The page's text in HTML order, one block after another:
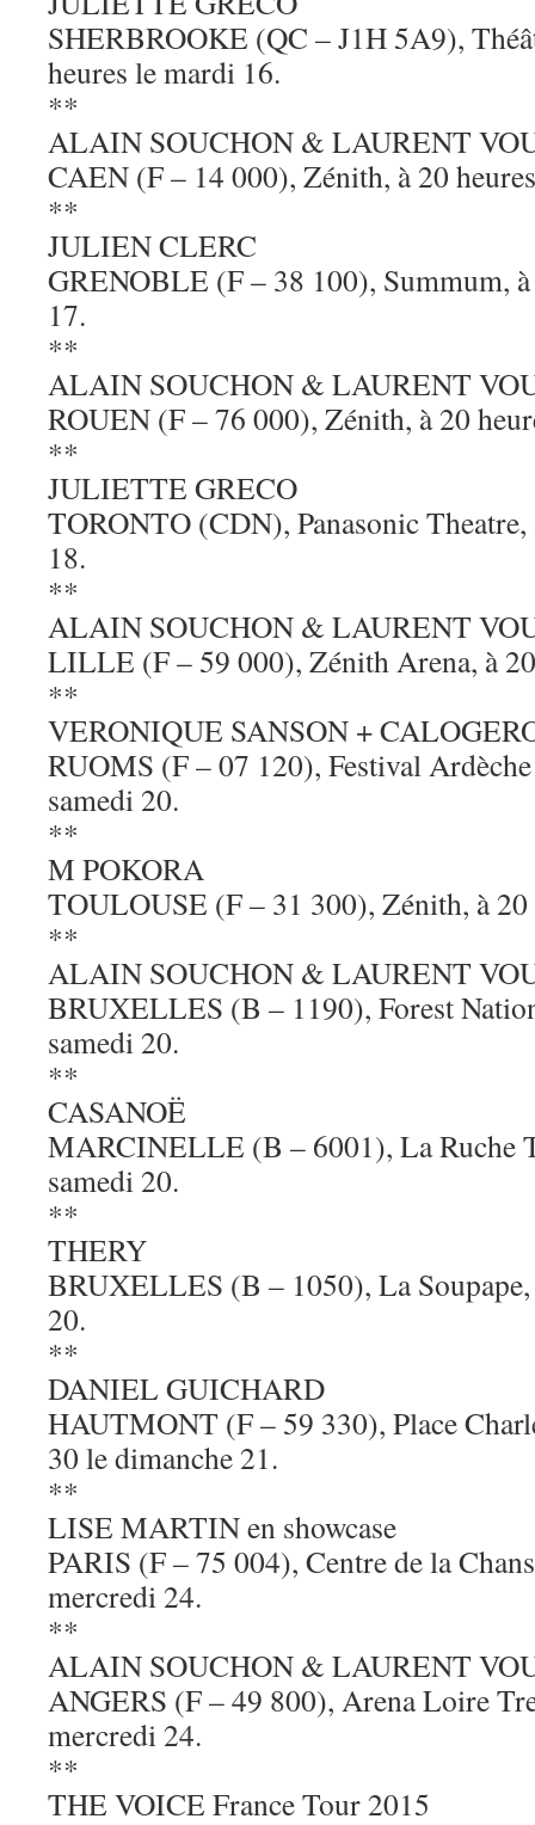
SHERBROOKE (QC – J1H 5A9),
heures le mardi 16.
**
ALAIN SOUCHON & LAURENT
CAEN (F – 14 000), Zénith, à 20
**
JULIEN CLERC
GRENOBLE (F – 38 100), Summum,
17.
**
ALAIN SOUCHON & LAURENT
ROUEN (F – 76 000), Zénith, à 20
**
JULIETTE GRECO
TORONTO (CDN), Panasonic
18.
**
ALAIN SOUCHON & LAURENT
LILLE (F – 59 000), Zénith Arena, à
**
VERONIQUE SANSON +
RUOMS (F – 07 120), Festival
samedi 20.
**
M POKORA
TOULOUSE (F – 31 300), Zénith, à 20
**
ALAIN SOUCHON & LAURENT
BRUXELLES (B – 1190), Forest
samedi 20.
**
CASANOË
MARCINELLE (B – 6001), La Ruche
samedi 20.
**
THERY
BRUXELLES (B – 1050), La Soupape,
20.
**
DANIEL GUICHARD
HAUTMONT (F – 59 330), Place
30 le dimanche 21.
**
LISE MARTIN en showcase
PARIS (F – 75 004), Centre de la
mercredi 24.
**
ALAIN SOUCHON & LAURENT
ANGERS (F – 49 800), Arena Loire
mercredi 24.
**
THE VOICE France Tour 2015